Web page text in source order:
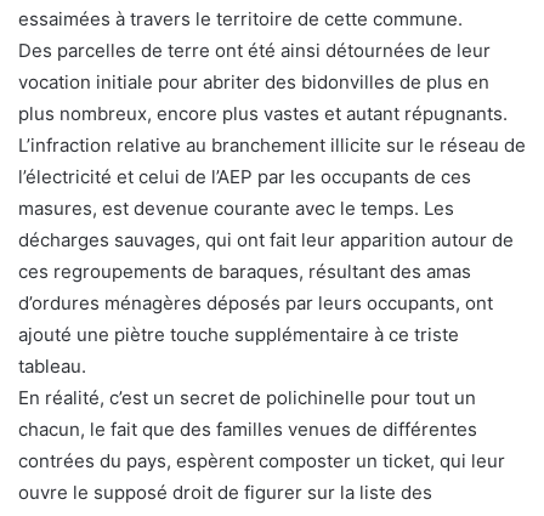
essaimées à travers le territoire de cette commune.
Des parcelles de terre ont été ainsi détournées de leur
vocation initiale pour abriter des bidonvilles de plus en
plus nombreux, encore plus vastes et autant répugnants.
L’infraction relative au branchement illicite sur le réseau de
l’électricité et celui de l’AEP par les occupants de ces
masures, est devenue courante avec le temps. Les
décharges sauvages, qui ont fait leur apparition autour de
ces regroupements de baraques, résultant des amas
d’ordures ménagères déposés par leurs occupants, ont
ajouté une piètre touche supplémentaire à ce triste
tableau.
En réalité, c’est un secret de polichinelle pour tout un
chacun, le fait que des familles venues de différentes
contrées du pays, espèrent composter un ticket, qui leur
ouvre le supposé droit de figurer sur la liste des